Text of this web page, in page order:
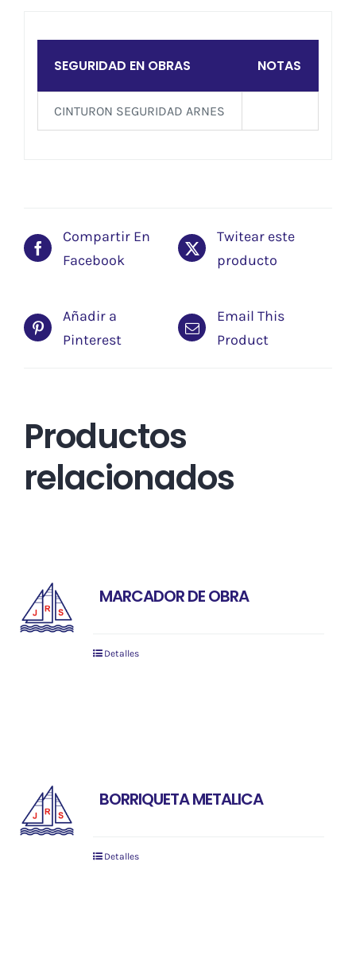
SEGURIDAD EN OBRAS NOTAS
CINTURON SEGURIDAD ARNES
Compartir En
Facebook
Twitear este
producto
Añadir a
Pinterest
Email This
Product
Productos
relacionados
MARCADOR DE OBRA
Detalles
BORRIQUETA METALICA
Detalles